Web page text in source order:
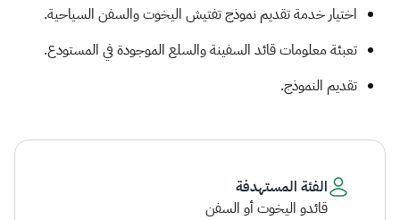
اختيار خدمة تقديم نموذج تفتيش اليخوت والسفن السياحية.
تعبئة معلومات قائد السفينة والسلع الموجودة في المستودع.
تقديم النموذج. ​
الفئة المستهدفة
قائدو اليخوت أو السفن